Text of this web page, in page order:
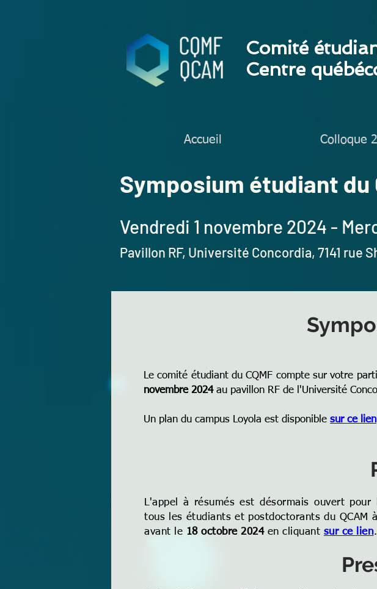
Comité
Centre
Accueil Colloque
Symposium étudiant du
Vendredi 1 novembre 2024 -
Pavillon RF, Université Concordia, 7141 rue
Le comité étudiant du CQMF compte sur votre
novembre 2024au pavillon RF de l'Université
Un plan du campus Loyola est disponible sur ce lien
L'appel à résumés est désormais ouvert
tous les étudiants et postdoctorants du QCAM
avant le 18octobre 2024en cliquant sur ce lien.